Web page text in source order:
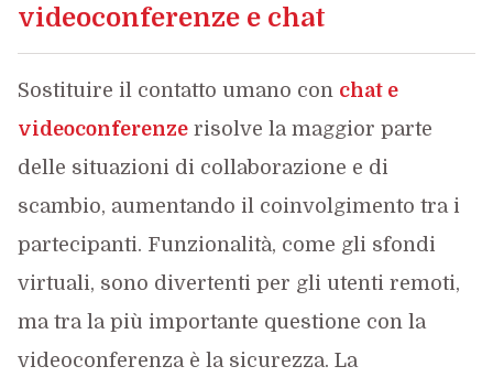
videoconferenze e chat
Sostituire il contatto umano con chat e
videoconferenzerisolve la maggior parte
delle situazioni di collaborazione e di
scambio, aumentando il coinvolgimento tra i
partecipanti. Funzionalità, come gli sfondi
virtuali, sono divertenti per gli utenti remoti,
ma tra la più importante questione con la
videoconferenza è la sicurezza. La